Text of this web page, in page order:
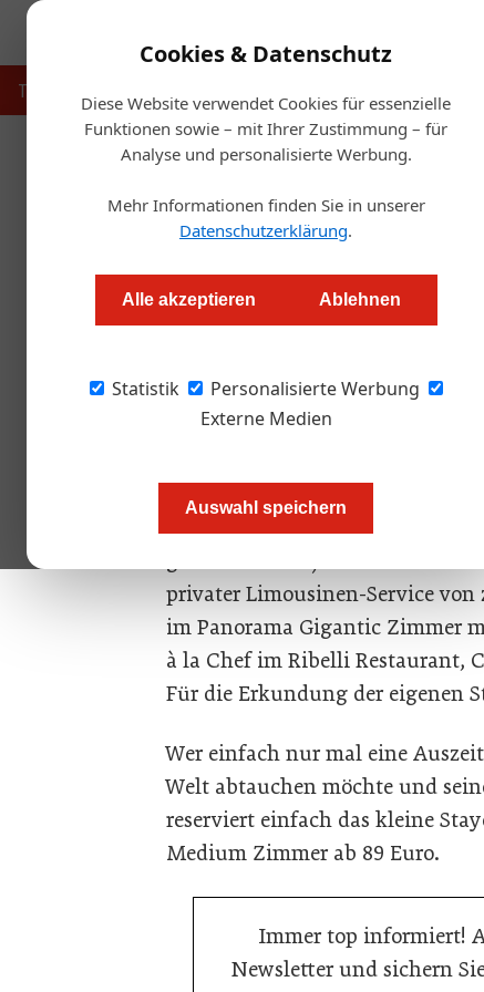
Cookies & Datenschutz
Diese Website verwendet Cookies für essenzielle
Funktionen sowie – mit Ihrer Zustimmung – für
Analyse und personalisierte Werbung.
Mehr Informationen finden Sie in unserer
Datenschutzerklärung.
Alle akzeptieren Ablehnen
Statistik
Personalisierte Werbung
Externe Medien
Auswahl speichern
Touristik Handel &
Thomas Askan Vierich
Das 25hours Hotel MuseumsQuartier
Minus 90 Prozent Umsatz bei
Sicht? Da braucht es Ideen!
Kunstliebhabern bei der
ein privates Tête-à-Tête mit
gleich ums Eck). Zu den
privater Limousinen-Service
im Panorama Gigantic Zimmer
à la Chef im Ribelli Restaurant,
Für die Erkundung der eigenen
Wer einfach nur mal eine
Welt abtauchen möchte und
reserviert einfach das kleine
Medium Zimmer ab 89 Euro.
Immer top informiert!
Newsletter und sichern